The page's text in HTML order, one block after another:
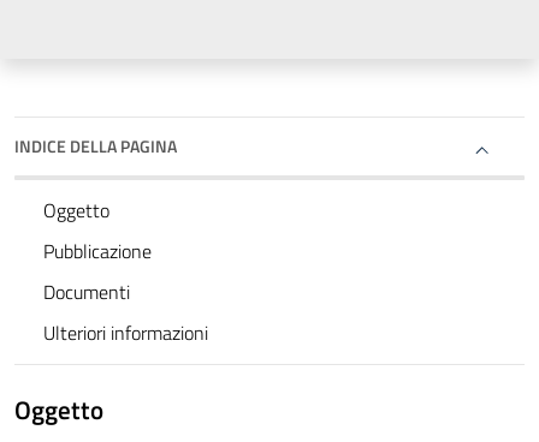
INDICE DELLA PAGINA
Oggetto
Pubblicazione
Documenti
Ulteriori informazioni
Oggetto